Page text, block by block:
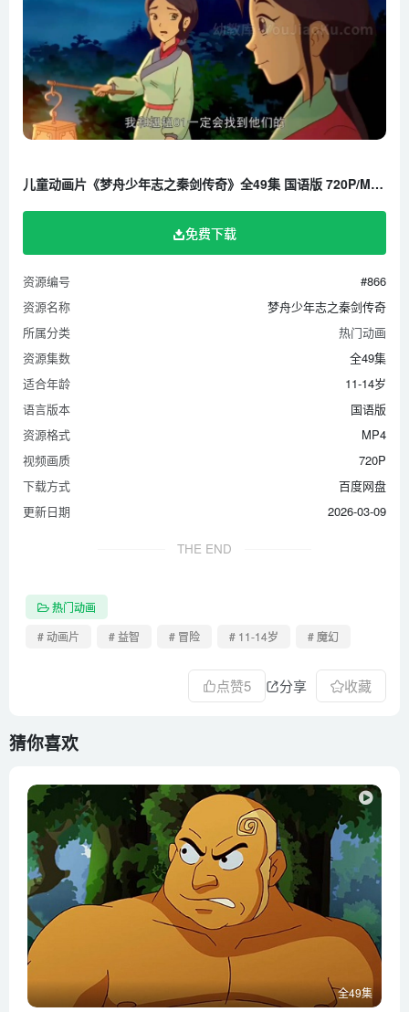
第28集 风起丹木村 下
第29集 水幕电影 上
第30集 水幕电影 中
第31集 水幕电影 下
第32集 木栏神车 上
第34集 木栏神车 下
第35集 龙剑之谜 上
第37集 龙剑之谜 下
第38集 长城串井 上
第39集 长城串井 中
第40集 长城串井 下
第41集 战石塔俑 上
第42集 战石塔俑 中
第43集 战石塔俑 下
第44集 勇夺宝盒 上
第45集 勇夺宝盒 中
第46集 勇夺宝盒 下
第49集 少年将军 下
儿童动画片《梦舟少年志之秦剑传奇》全49集 国语版 720P/MP4/4.8G 百度云网盘下载
免费下载
资源编号
#866
资源名称
梦舟少年志之秦剑传奇
所属分类
热门动画
资源集数
全49集
适合年龄
11-14岁
语言版本
国语版
资源格式
MP4
视频画质
720P
下载方式
百度网盘
更新日期
2026-03-09
THE END
热门动画
# 动画片
# 益智 # 冒险 # 11-14岁 # 魔幻
点赞5 分享 收藏
猜你喜欢
全49集